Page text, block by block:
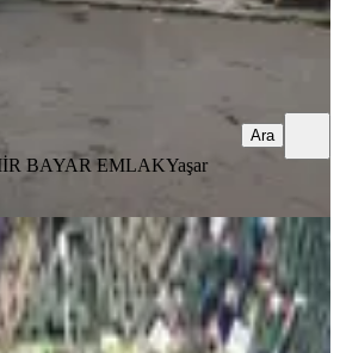
BAYAR EMLAKYaşar
Ara
Belenbaşı Mahallesi Merkezde
Satılık Arsa
Mahallesi